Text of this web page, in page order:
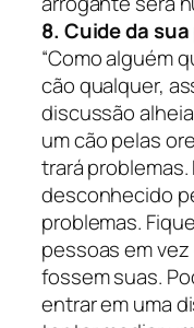
8. Cuide da
“Como alguém
cão qualquer,
discussão
um cão pelas
trará problemas.
desconhecido
problemas.
pessoas em
fossem suas.
entrar em uma